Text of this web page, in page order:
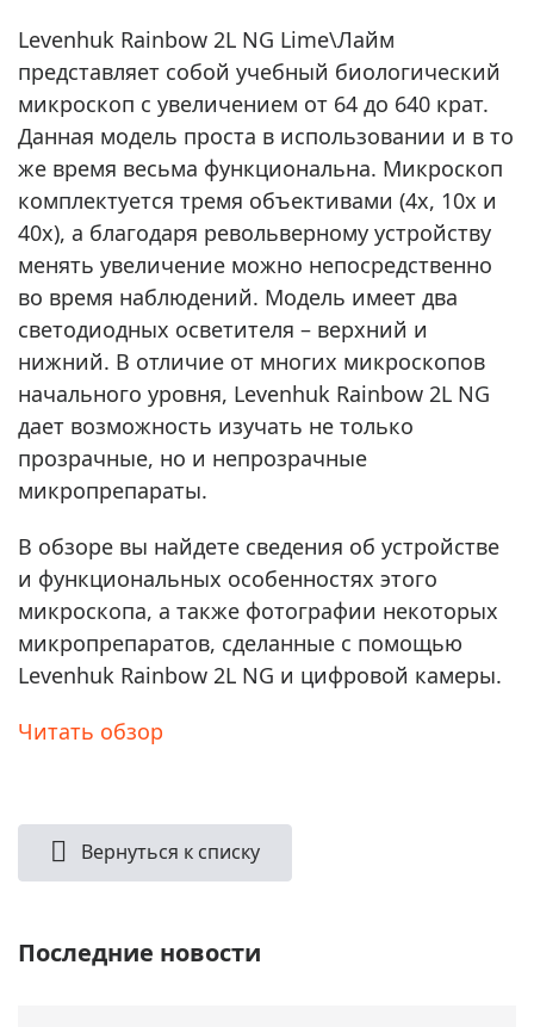
Levenhuk Rainbow 2L NG Lime\Лайм
представляет собой учебный биологический
микроскоп с увеличением от 64 до 640 крат.
Данная модель проста в использовании и в то
же время весьма функциональна. Микроскоп
комплектуется тремя объективами (4x, 10x и
40x), а благодаря револьверному устройству
менять увеличение можно непосредственно
во время наблюдений. Модель имеет два
светодиодных осветителя – верхний и
нижний. В отличие от многих микроскопов
начального уровня, Levenhuk Rainbow 2L NG
дает возможность изучать не только
прозрачные, но и непрозрачные
микропрепараты.
В обзоре вы найдете сведения об устройстве
и функциональных особенностях этого
микроскопа, а также фотографии некоторых
микропрепаратов, сделанные с помощью
Levenhuk Rainbow 2L NG и цифровой камеры.
Читать обзор
Вернуться к списку
Последние новости